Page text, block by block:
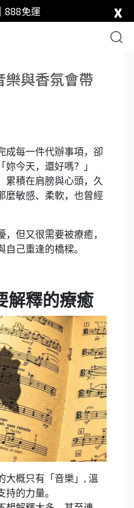
888免運 x
樂與香氛會帶
成每一件代辦事項，卻
今天，還好嗎？」
累積在肩膀與心頭，久
麼敏感、柔軟，也曾經
但又很需要被療癒，
己重逢的橋樑。
解釋的療癒
大概只有「音樂」, 溫
的力量。